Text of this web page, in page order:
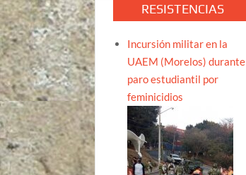
RESISTENCIAS
Incursión militar en la
UAEM (Morelos) durante
paro estudiantil por
feminicidios